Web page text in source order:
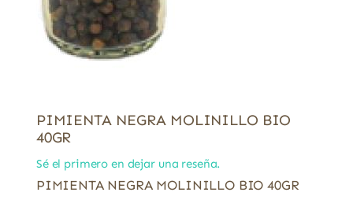
PIMIENTA NEGRA MOLINILLO BIO
40GR
Sé el primero en dejar una reseña.
PIMIENTA NEGRA MOLINILLO BIO 40GR